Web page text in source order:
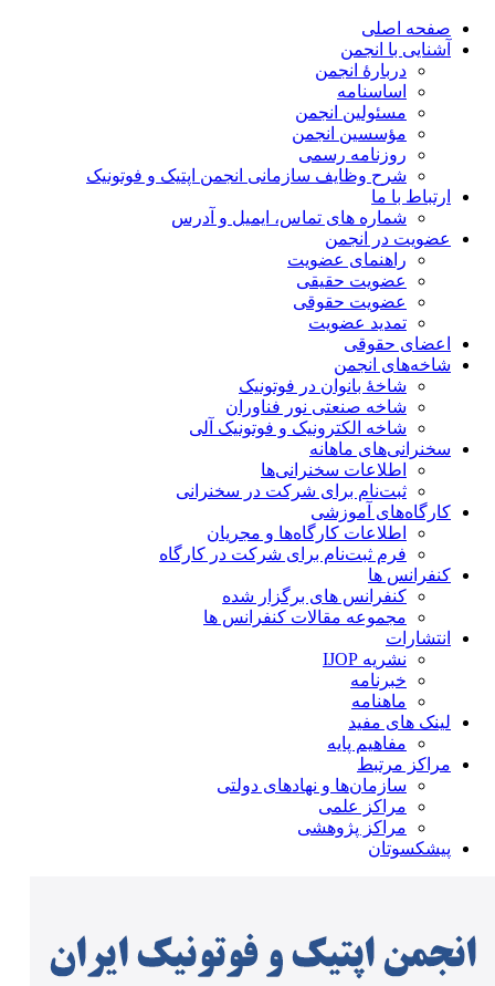
صفحه اصلی
آشنایی با انجمن
دربارۀ انجمن
اساسنامه
مسئولین انجمن
مؤسسین انجمن
روزنامه رسمی
شرح وظایف سازمانی انجمن اپتیک و فوتونیک
ارتباط با ما
شماره های تماس، ایمیل و آدرس
عضویت در انجمن
راهنمای عضویت
عضویت حقیقی
عضویت حقوقی
تمدید عضویت
اعضای حقوقی
شاخه‌های انجمن
شاخۀ بانوان در فوتونیک
شاخه صنعتی نور فناوران
شاخه‌ الکترونیک و فوتونیک آلی
سخنرانی‌های ماهانه
اطلاعات سخنرانی‌‌ها
ثبت‌نام برای شرکت در سخنرانی
کارگاه‌های آموزشی
اطلاعات کارگاه‌ها و مجریان
فرم ثبت‌نام برای شرکت در کارگاه
کنفرانس ها
کنفرانس های برگزار شده
مجموعه مقالات کنفرانس ها
انتشارات
نشریه IJOP
خبرنامه
ماهنامه
لینک های مفید
مفاهیم پایه
مراکز مرتبط
سازمان‌ها و نهادهای دولتی
مراکز علمی
مراکز پژوهشی
پیشکسوتان